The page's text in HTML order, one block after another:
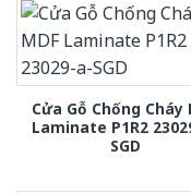
Cửa Gỗ Chống Cháy
Laminate P1R2
SGD